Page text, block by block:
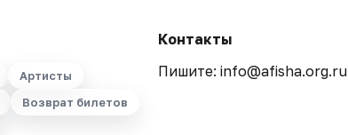
Артисты
Возврат билетов
Контакты
Пишите: info@afisha.org.ru